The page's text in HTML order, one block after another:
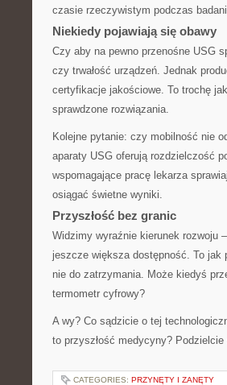
czasie rzeczywistym podczas
Niekiedy pojawiają się obawy
Czy aby na pewno przenośne USG
czy trwałość urządzeń. Jednak
certyfikacje jakościowe. To trochę
sprawdzone rozwiązania.
Kolejne pytanie: czy mobilność nie
aparaty USG oferują rozdzielczość
wspomagające pracę lekarza
osiągać świetne wyniki.
Przyszłość bez granic
Widzimy wyraźnie kierunek rozwoju
jeszcze większa dostępność. To jak
nie do zatrzymania. Może kiedyś
termometr cyfrowy?
A wy? Co sądzicie o tej
to przyszłość medycyny?
CATEGORIES: PRZYNĘTY I ZANĘTY